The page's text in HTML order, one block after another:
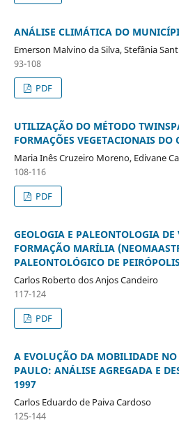
ANÁLISE CLIMÁTICA DO
Emerson Malvino da Silva, Stefânia
93-108
PDF
UTILIZAÇÃO DO MÉTODO
FORMAÇÕES VEGETACIONAIS DO
Maria Inês Cruzeiro Moreno, Edivane
108-116
PDF
GEOLOGIA E PALEONTOLOGIA DE
FORMAÇÃO MARÍLIA
PALEONTOLÓGICO DE PEIRÓPOLIS
Carlos Roberto dos Anjos Candeiro
117-124
PDF
A EVOLUÇÃO DA MOBILIDADE
PAULO: ANÁLISE AGREGADA E
1997
Carlos Eduardo de Paiva Cardoso
125-144